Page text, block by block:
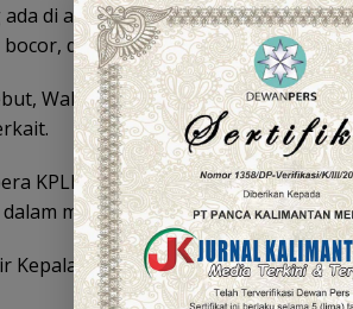
di area Los Batu, sebagian
dan lainya.
Wakil Bupati menegaskan bahwa
KPLH, Satpol PP dan Dinas PUTR,
melakukan pembenahan,”
Bidang Sarana Prasarana dan